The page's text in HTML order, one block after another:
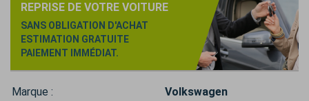
REPRISE DE VOTRE VOITURE
SANS OBLIGATION D'ACHAT
ESTIMATION GRATUITE
PAIEMENT IMMÉDIAT.
Marque :
Volkswagen